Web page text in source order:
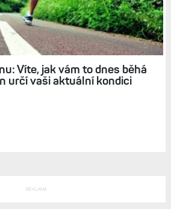
Istrie: 4 000 metrů
A dva maratony v řadě